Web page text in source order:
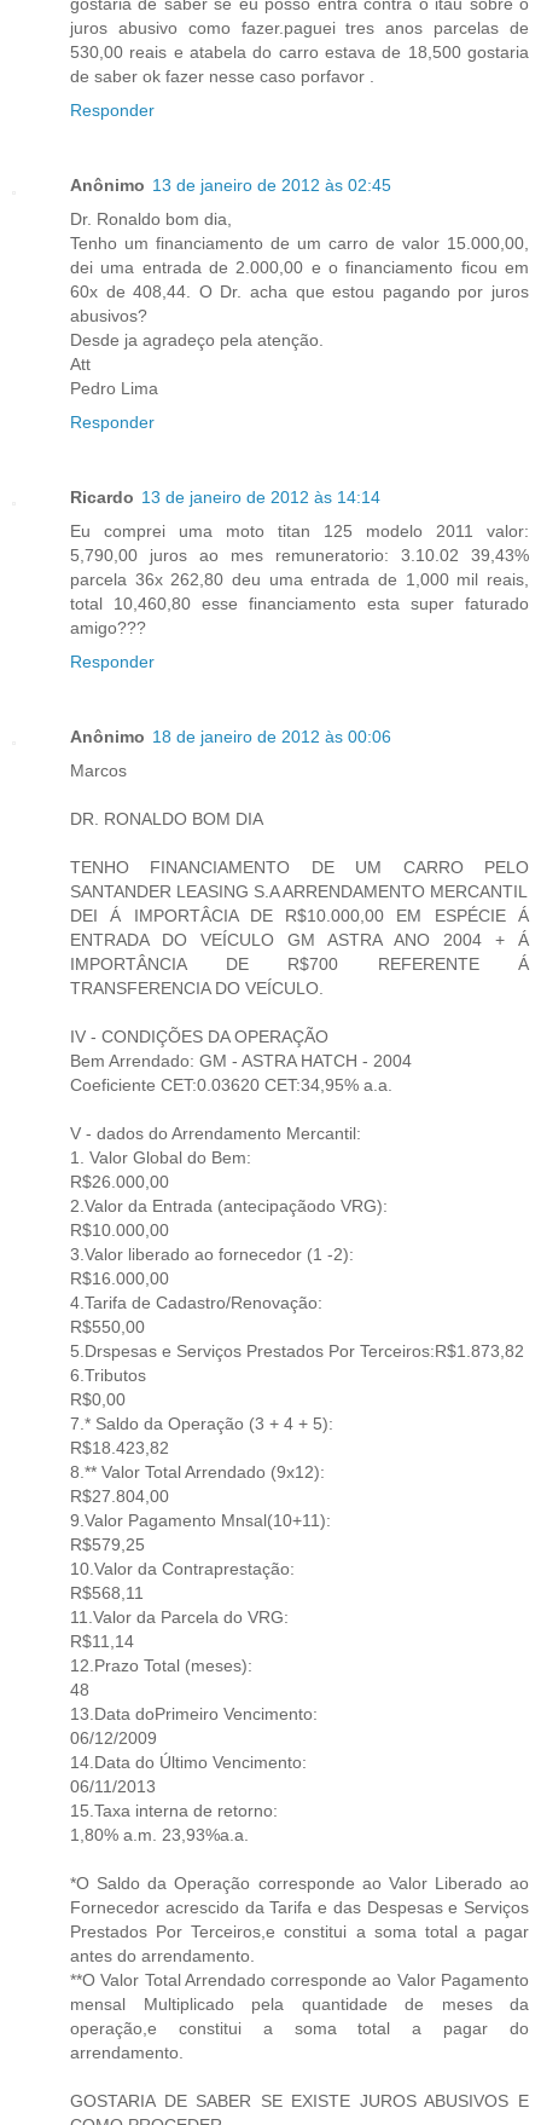
juros abusivo como fazer.paguei tres anos parcelas de
530,00 reais e atabela do carro estava de 18,500 gostaria
de saber ok fazer nesse caso porfavor .
Responder
Anônimo 13 de janeiro de 2012 às 02:45
Dr. Ronaldo bom dia,
Tenho um financiamento de um carro de valor 15.000,00,
dei uma entrada de 2.000,00 e o financiamento ficou em
60x de 408,44. O Dr. acha que estou pagando por juros
abusivos?
Desde ja agradeço pela atenção.
Att
Pedro Lima
Responder
Ricardo 13 de janeiro de 2012 às 14:14
Eu comprei uma moto titan 125 modelo 2011 valor:
5,790,00 juros ao mes remuneratorio: 3.10.02 39,43%
parcela 36x 262,80 deu uma entrada de 1,000 mil reais,
total 10,460,80 esse financiamento esta super faturado
amigo???
Responder
Anônimo 18 de janeiro de 2012 às 00:06
Marcos
DR. RONALDO BOM DIA
TENHO FINANCIAMENTO DE UM CARRO PELO
SANTANDER LEASING S.A ARRENDAMENTO MERCANTIL
DEI Á IMPORTÂCIA DE R$10.000,00 EM ESPÉCIE Á
ENTRADA DO VEÍCULO GM ASTRA ANO 2004 + Á
IMPORTÂNCIA DE R$700 REFERENTE Á
TRANSFERENCIA DO VEÍCULO.
IV - CONDIÇÕES DA OPERAÇÃO
Bem Arrendado: GM - ASTRA HATCH - 2004
Coeficiente CET:0.03620 CET:34,95% a.a.
V - dados do Arrendamento Mercantil:
1. Valor Global do Bem:
R$26.000,00
2.Valor da Entrada (antecipaçãodo VRG):
R$10.000,00
3.Valor liberado ao fornecedor (1 -2):
R$16.000,00
4.Tarifa de Cadastro/Renovação:
R$550,00
5.Drspesas e Serviços Prestados Por Terceiros:R$1.873,82
6.Tributos
R$0,00
7.* Saldo da Operação (3 + 4 + 5):
R$18.423,82
8.** Valor Total Arrendado (9x12):
R$27.804,00
9.Valor Pagamento Mnsal(10+11):
R$579,25
10.Valor da Contraprestação:
R$568,11
11.Valor da Parcela do VRG:
R$11,14
12.Prazo Total (meses):
48
13.Data doPrimeiro Vencimento:
06/12/2009
14.Data do Último Vencimento:
06/11/2013
15.Taxa interna de retorno:
1,80% a.m. 23,93%a.a.
*O Saldo da Operação corresponde ao Valor Liberado ao
Fornecedor acrescido da Tarifa e das Despesas e Serviços
Prestados Por Terceiros,e constitui a soma total a pagar
antes do arrendamento.
**O Valor Total Arrendado corresponde ao Valor Pagamento
mensal Multiplicado pela quantidade de meses da
operação,e constitui a soma total a pagar do
arrendamento.
GOSTARIA DE SABER SE EXISTE JUROS ABUSIVOS E